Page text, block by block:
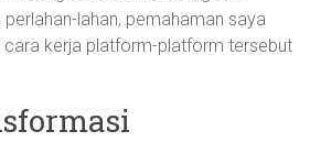
lahan, pemahaman saya
kerja platform-platform tersebut